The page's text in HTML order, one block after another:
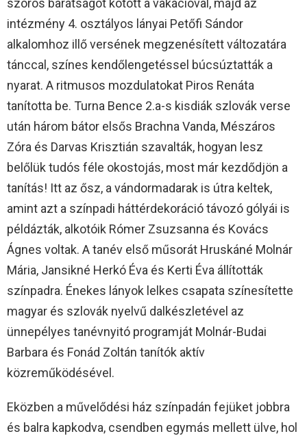
szoros barátságot kötött a vakációval, majd az
intézmény 4. osztályos lányai Petőfi Sándor
alkalomhoz illő versének megzenésített változatára
tánccal, színes kendőlengetéssel búcsúztatták a
nyarat. A ritmusos mozdulatokat Piros Renáta
tanította be. Turna Bence 2.a-s kisdiák szlovák verse
után három bátor elsős Brachna Vanda, Mészáros
Zóra és Darvas Krisztián szavalták, hogyan lesz
belőlük tudós féle okostojás, most már kezdődjön a
tanítás! Itt az ősz, a vándormadarak is útra keltek,
amint azt a színpadi háttérdekoráció távozó gólyái is
példázták, alkotóik Rómer Zsuzsanna és Kovács
Ágnes voltak. A tanév első műsorát Hruskáné Molnár
Mária, Jansikné Herkó Éva és Kerti Éva állították
színpadra. Énekes lányok lelkes csapata színesítette
magyar és szlovák nyelvű dalkészletével az
ünnepélyes tanévnyitó programját Molnár-Budai
Barbara és Fonád Zoltán tanítók aktív
közreműködésével.
Eközben a művelődési ház színpadán fejüket jobbra
és balra kapkodva, csendben egymás mellett ülve, hol